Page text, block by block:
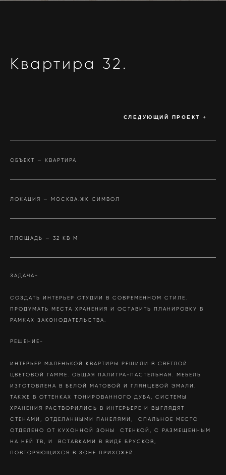
Квартира 32.
СЛЕДУЮЩИЙ ПРОЕКТ +
ОБЪЕКТ — КВАРТИРА
ЛОКАЦИЯ — МОСКВА.ЖК СИМВОЛ
ПЛОЩАДЬ — 32 КВ М
ЗАДАЧА-
СОЗДАТЬ ИНТЕРЬЕР СТУДИИ В СОВРЕМЕННОМ СТИЛЕ.
ПРОДУМАТЬ МЕСТА ХРАНЕНИЯ И ОСТАВИТЬ ПЛАНИРОВКУ В
РАМКАХ ЗАКОНОДАТЕЛЬСТВА.
РЕШЕНИЕ-
ИНТЕРЬЕР МАЛЕНЬКОЙ КВАРТИРЫ РЕШИЛИ В СВЕТЛОЙ
ЦВЕТОВОЙ ГАММЕ. ОБЩАЯ ПАЛИТРА-ПАСТЕЛЬНАЯ. МЕБЕЛЬ
ИЗГОТОВЛЕНА В БЕЛОЙ МАТОВОЙ И ГЛЯНЦЕВОЙ ЭМАЛИ.
ТАКЖЕ В ОТТЕНКАХ ТОНИРОВАННОГО ДУБА, СИСТЕМЫ
ХРАНЕНИЯ РАСТВОРИЛИСЬ В ИНТЕРЬЕРЕ И ВЫГЛЯДЯТ
СТЕНАМИ, ОТДЕЛАННЫМИ ПАНЕЛЯМИ, СПАЛЬНОЕ МЕСТО
ОТДЕЛЕНО ОТ КУХОННОЙ ЗОНЫ СТЕНКОЙ, С РАЗМЕЩЕННЫМ
НА НЕЙ ТВ, И ВСТАВКАМИ В ВИДЕ БРУСКОВ,
ПОВТОРЯЮЩИХСЯ В ЗОНЕ ПРИХОЖЕЙ.